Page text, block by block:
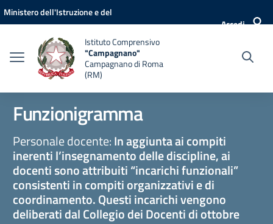
Vai ai contenuti
Vai al menu di navigazione
Vai al footer
Ministero dell'Istruzione e del
Accedi
Istituto Comprensivo
"Campagnano"
Campagnano di Roma
(RM)
Funzionigramma
Personale docente:In aggiunta ai compiti
inerenti l’insegnamento delle discipline, ai
docenti sono attribuiti “incarichi funzionali”
consistenti in compiti organizzativi e di
coordinamento. Questi incarichi vengono
deliberati dal Collegio dei Docenti di ottobre